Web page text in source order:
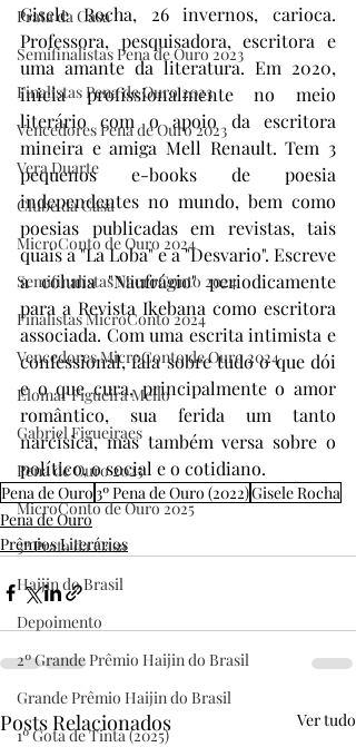
Prata da Casa
Semifinalistas Pena de Ouro 2023
Finalistas Pena de Ouro 2023
Vencedores Pena de Ouro 2023
Vera Duarte
Clube da Casa
MicroConto de Ouro 2024
Semifinalistas MicroConto 2024
Finalistas MicroConto 2024
Vencedores MicroConto de Ouro 2024
Elomar Figueira Mello
Gabriel Figueiraes
Pena de Ouro 2025
MicroConto de Ouro 2025
3º Prata da Casa
Haijin do Brasil
Depoimento
2º Grande Prêmio Haijin do Brasil
Grande Prêmio Haijin do Brasil
1º Gota de Tinta (2025)
Gisele Rocha, 26 invernos, carioca.
Professora, pesquisadora, escritora e
uma amante da literatura. Em 2020,
inicia profissionalmente no meio
literário com o apoio da escritora
mineira e amiga Mell Renault. Tem 3
pequenos e-books de poesia
independentes no mundo, bem como
poesias publicadas em revistas, tais
quais a "La Loba" e a "Desvario". Escreve
a coluna "Naufrágio" periodicamente
para a Revista Ikebana como escritora
associada. Com uma escrita intimista e
confessional, fala sobre tudo o que dói
e o que cura, principalmente o amor
romântico, sua ferida um tanto
narcísica, mas também versa sobre o
político, o social e o cotidiano.
Pena de Ouro3º Pena de Ouro (2022)Gisele Rocha
Pena de Ouro
Prêmios Literários
Posts Relacionados Ver tudo